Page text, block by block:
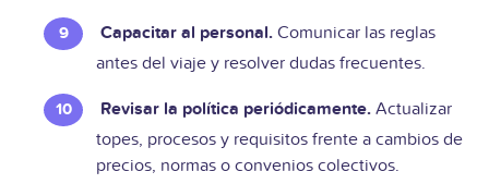
Capacitar al personal. Comunicar las reglas
antes del viaje y resolver dudas frecuentes.
Revisar la política periódicamente. Actualizar
topes, procesos y requisitos frente a cambios de
precios, normas o convenios colectivos.